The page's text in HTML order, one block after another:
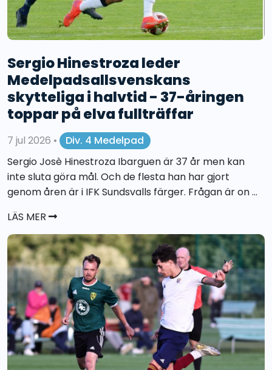
Sergio Hinestroza leder
Medelpadsallsvenskans
skytteliga i halvtid - 37-åringen
toppar på elva fullträffar
7 jul 2026 •
Div. 4 Medelpad
Sergio Josè Hinestroza Ibarguen är 37 år men kan
inte sluta göra mål. Och de flesta han har gjort
genom åren är i IFK Sundsvalls färger. Frågan är on ...
LÄS MER